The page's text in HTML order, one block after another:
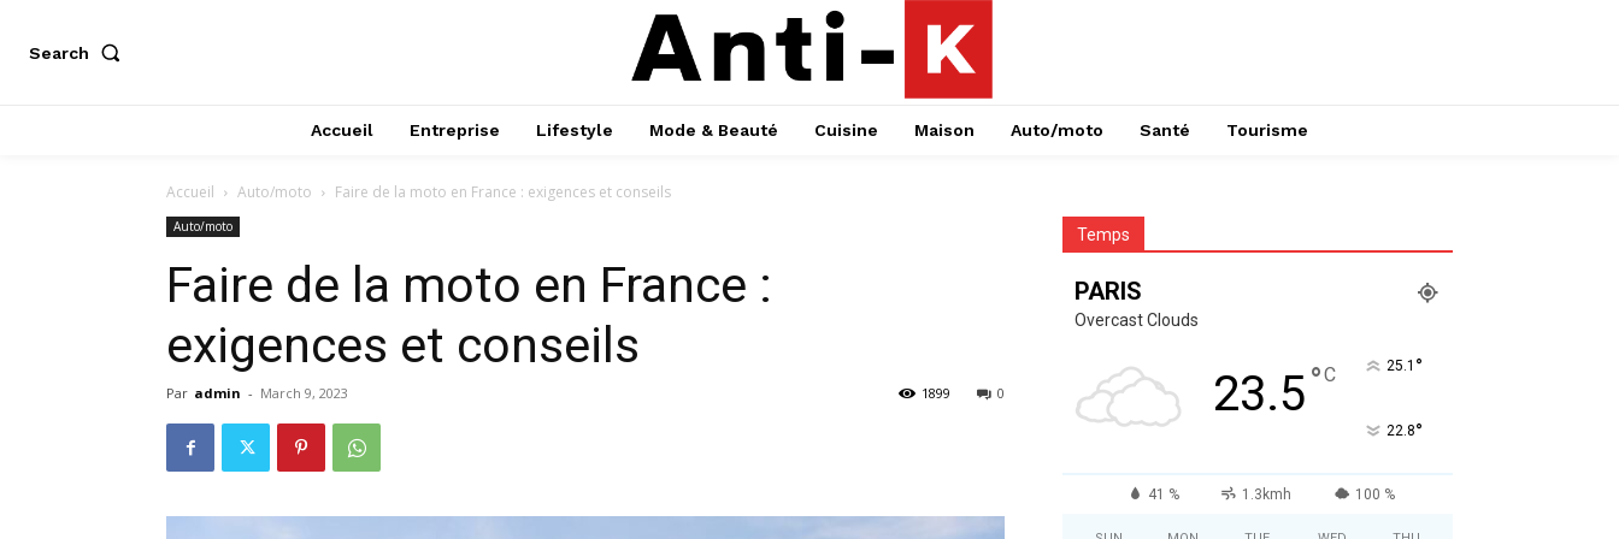
Search
Accueil Entreprise Lifestyle Mode & Beauté Cuisine Maison Auto/moto Santé Tourisme
Accueil Auto/moto Faire de la moto en France : exigences et conseils
Auto/moto
Faire de la moto en France :
exigences et conseils
Par admin - March 9, 2023 0
1899
Temps
PARIS
Overcast Clouds
23.5°C 25.1 °
22.8°
41 % 1.3kmh 100 %